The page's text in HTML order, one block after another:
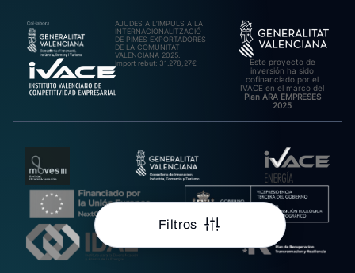
Filtros
AJUDES A L’IMPULS A LA
INTERNACIONALITZACIÓ
DE PIMES EXPORTADORES
DE LA COMUNITAT
VALENCIANA 2025.
Import rebut: 31.278,27€
Este proyecto de
inversión ha sido
cofinanciado por el
IVACE en el marco del
Plan ARA EMPRESES
2025